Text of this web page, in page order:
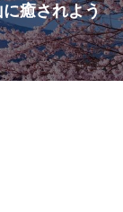
癒されよう